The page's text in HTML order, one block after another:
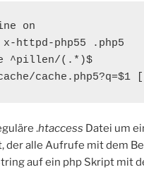
on
x-httpd-php55 .php5
^pillen/(.*)$
.htaccess Datei um
der alle Aufrufe mit dem
auf ein php Skript mit